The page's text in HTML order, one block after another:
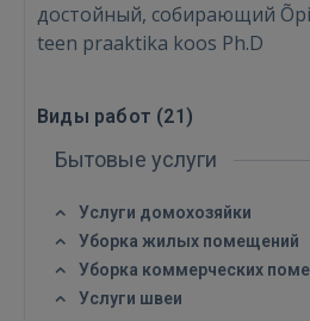
достойный, собирающий
teen praaktika koos Ph.D
Виды работ (21)
Бытовые услуги
Услуги домохозяйки
Уборка жилых помещений
Уборка коммерческих
Услуги швеи